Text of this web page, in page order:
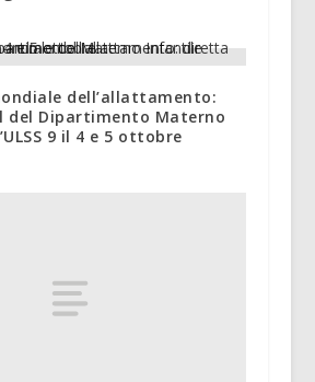
dell’allattamento:
del Dipartimento Materno
9 il 4 e 5 ottobre